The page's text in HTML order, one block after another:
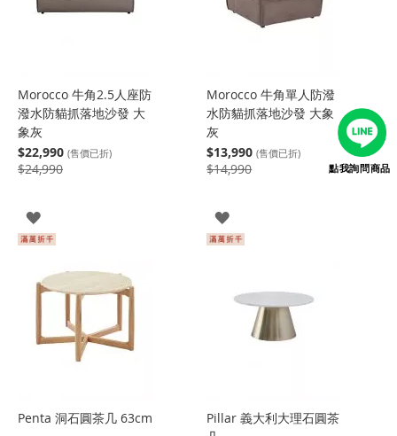
Morocco 牛角2.5人座防
潑水防貓抓落地沙發 大
象灰
$22,990 (售價已折)
$24,990
登
入
Morocco 牛角單人防潑
水防貓抓落地沙發 大象
灰
$13,990 (售價已折)
$14,990
登
入
Penta 洞石圓茶几 63cm
Pillar 義大利大理石圓茶
點我詢問商品